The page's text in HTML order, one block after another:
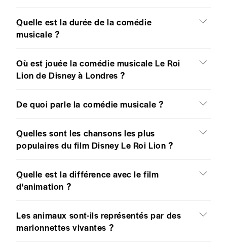
Quelle est la durée de la comédie
musicale ?
Où est jouée la comédie musicale Le Roi
Lion de Disney à Londres ?
De quoi parle la comédie musicale ?
Quelles sont les chansons les plus
populaires du film Disney Le Roi Lion ?
Quelle est la différence avec le film
d'animation ?
Les animaux sont-ils représentés par des
marionnettes vivantes ?